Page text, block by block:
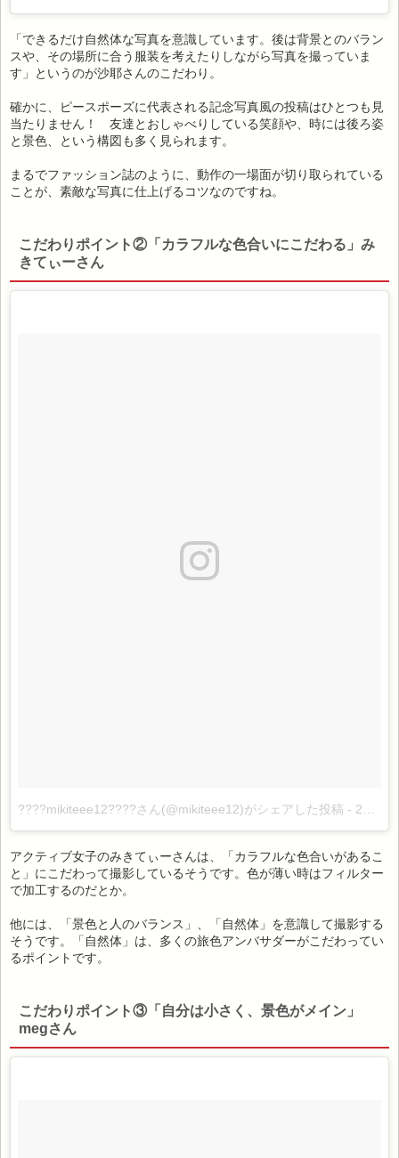
「できるだけ自然体な写真を意識しています。後は背景とのバラン
スや、その場所に合う服装を考えたりしながら写真を撮っていま
す」というのが沙耶さんのこだわり。
確かに、ピースポーズに代表される記念写真風の投稿はひとつも見
当たりません！ 友達とおしゃべりしている笑顔や、時には後ろ姿
と景色、という構図も多く見られます。
まるでファッション誌のように、動作の一場面が切り取られている
ことが、素敵な写真に仕上げるコツなのですね。
こだわりポイント②「カラフルな色合いにこだわる」み
きてぃーさん
????mikiteee12????さん(@mikiteee12)がシェアした投稿 - 2017 7月 18 9:24午前 PDT
アクティブ女子のみきてぃーさんは、「カラフルな色合いがあるこ
と」にこだわって撮影しているそうです。色が薄い時はフィルター
で加工するのだとか。
他には、「景色と人のバランス」、「自然体」を意識して撮影する
そうです。「自然体」は、多くの旅色アンバサダーがこだわってい
るポイントです。
こだわりポイント③「自分は小さく、景色がメイン」
megさん